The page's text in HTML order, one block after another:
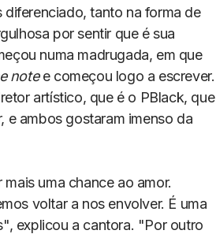
diferenciado, tanto na forma de
por sentir que é sua
numa madrugada, em que
notee começou logo a escrever.
artístico, que é o PBlack, que
ambos gostaram imenso da
uma chance ao amor.
voltar a nos envolver. É uma
explicou a cantora. "Por outro